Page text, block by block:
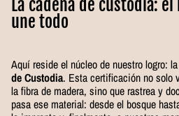
La cadena de custodia:
une todo
Aquí reside el núcleo de nuestro logro: la
de Custodia. Esta certificación no solo
la fibra de madera, sino que rastrea y
pasa ese material: desde el bosque